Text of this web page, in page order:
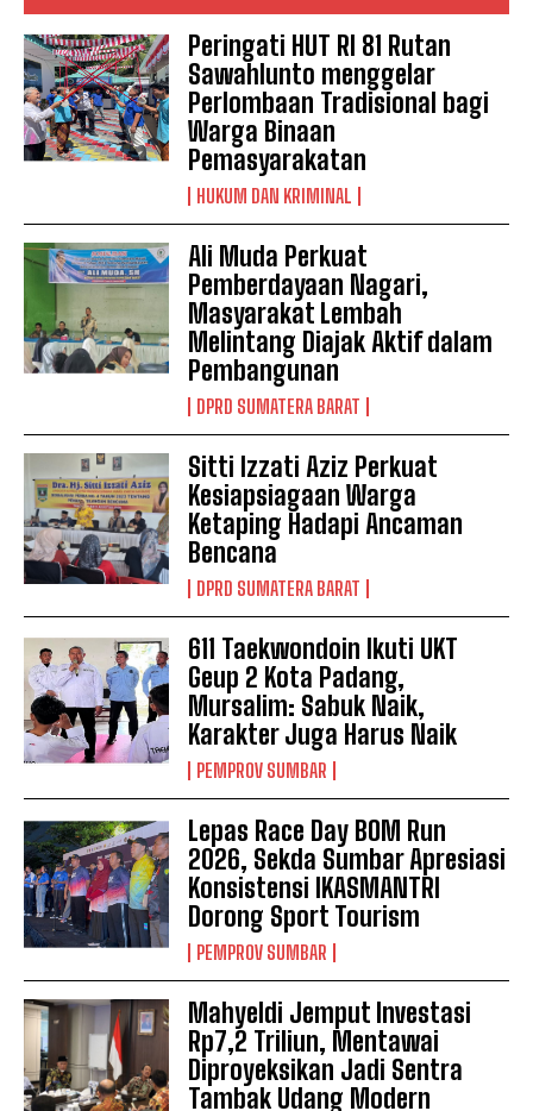
Peringati HUT RI 81 Rutan
Sawahlunto menggelar
Perlombaan Tradisional bagi
Warga Binaan
Pemasyarakatan
HUKUM DAN KRIMINAL
Ali Muda Perkuat
Pemberdayaan Nagari,
Masyarakat Lembah
Melintang Diajak Aktif dalam
Pembangunan
DPRD SUMATERA BARAT
Sitti Izzati Aziz Perkuat
Kesiapsiagaan Warga
Ketaping Hadapi Ancaman
Bencana
DPRD SUMATERA BARAT
611 Taekwondoin Ikuti UKT
Geup 2 Kota Padang,
Mursalim: Sabuk Naik,
Karakter Juga Harus Naik
PEMPROV SUMBAR
Lepas Race Day BOM Run
2026, Sekda Sumbar Apresiasi
Konsistensi IKASMANTRI
Dorong Sport Tourism
PEMPROV SUMBAR
Mahyeldi Jemput Investasi
Rp7,2 Triliun, Mentawai
Diproyeksikan Jadi Sentra
Tambak Udang Modern